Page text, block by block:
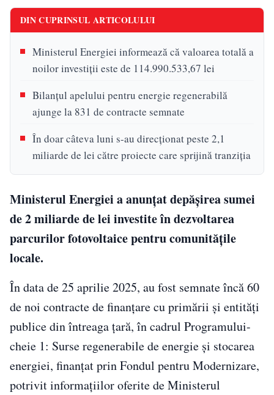
DIN CUPRINSUL ARTICOLULUI
Ministerul Energiei informează că valoarea totală a
noilor investiții este de 114.990.533,67 lei
Bilanțul apelului pentru energie regenerabilă
ajunge la 831 de contracte semnate
În doar câteva luni s-au direcționat peste 2,1
miliarde de lei către proiecte care sprijină tranziția
Ministerul Energiei a anunțat depășirea sumei
de 2 miliarde de lei investite în dezvoltarea
parcurilor fotovoltaice pentru comunitățile
locale.
În data de 25 aprilie 2025, au fost semnate încă 60
de noi contracte de finanțare cu primării și entități
publice din întreaga țară, în cadrul Programului-
cheie 1: Surse regenerabile de energie și stocarea
energiei, finanțat prin Fondul pentru Modernizare,
potrivit informațiilor oferite de Ministerul